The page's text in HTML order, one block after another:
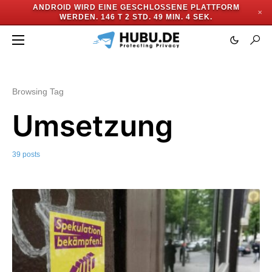
ANDROID WIRD EINE GESCHLOSSENE PLATTFORM
WERDEN. 146 T 2 STD. 49 MIN. 1 SEK.
✕
Browsing Tag
Umsetzung
39 posts